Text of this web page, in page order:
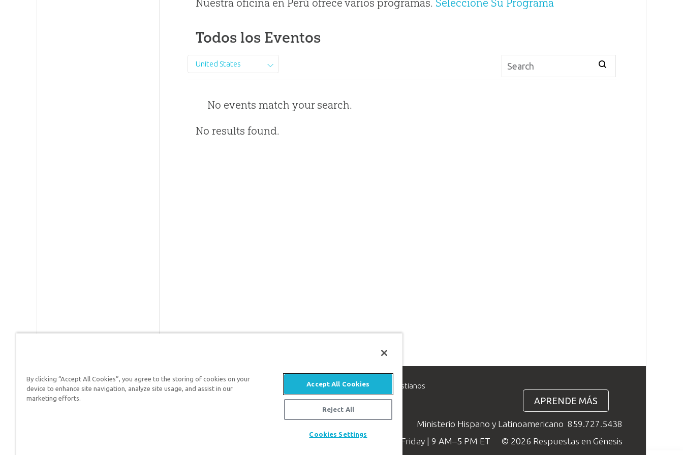
Nuestra oficina en Perú ofrece varios programas. Seleccione Su Programa
Todos los Eventos
United States
No events match your search.
No results found.
Respuestas en Génesis es un ministerio de apologética, dedicado a ayudar a los cristianos
defender su fe y proclamar el evangelio de Jesucristo.
APRENDE MÁS
Ministerio Hispano y Latinoamericano 859.727.5438
Available Monday–Friday | 9 AM–5 PM ET
© 2026 Respuestas en Génesis
By clicking “Accept All Cookies”, you agree to the storing of cookies on your
device to enhance site navigation, analyze site usage, and assist in our
marketing efforts.
Accept All Cookies
Reject All
Cookies Settings